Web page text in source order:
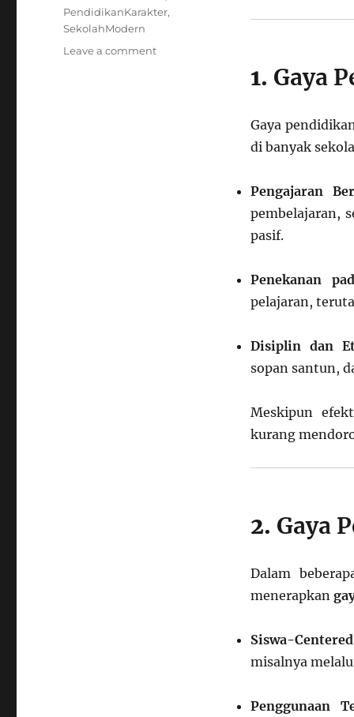
1. Gaya
Gaya
di banyak
Pengajaran
pembelajaran,
pasif.
Penekanan
pelajaran,
Disiplin dan
sopan santun,
Meskipun
kurang
2. Gaya
Dalam
menerapkan
Siswa-
misalnya
Penggunaan
PendidikanKarakter,
SekolahModern
Leave a commenton